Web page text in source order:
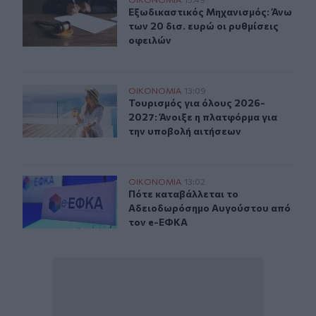
Εξωδικαστικός Μηχανισμός: Άνω
Εξωδικαστικός Μηχανισμός: Άνω
των 20 δισ. ευρώ οι ρυθμίσεις
οφειλών
Τουρισμός για όλους 2026-2027: Άνοιξε η πλατφόρμα
ΟΙΚΟΝΟΜΙΑ 13:09
Τουρισμός για όλους 2026-2027:
Τουρισμός για όλους 2026-
2027: Άνοιξε η πλατφόρμα για
την υποβολή αιτήσεων
Πότε καταβάλλεται το Αδειοδωρόσημο Αυγούστου
ΟΙΚΟΝΟΜΙΑ 13:02
Πότε καταβάλλεται το
Πότε καταβάλλεται το
Αδειοδωρόσημο Αυγούστου από
τον e-ΕΦΚΑ